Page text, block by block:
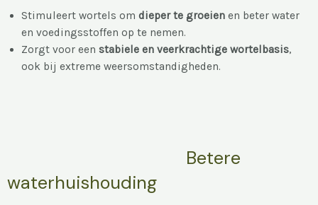
Stimuleert wortels om dieper te groeien en beter water
en voedingsstoffen op te nemen.
Zorgt voor een stabiele en veerkrachtige wortelbasis,
ook bij extreme weersomstandigheden.
Betere
waterhuishouding